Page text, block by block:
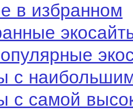
в избранном
с
с самой